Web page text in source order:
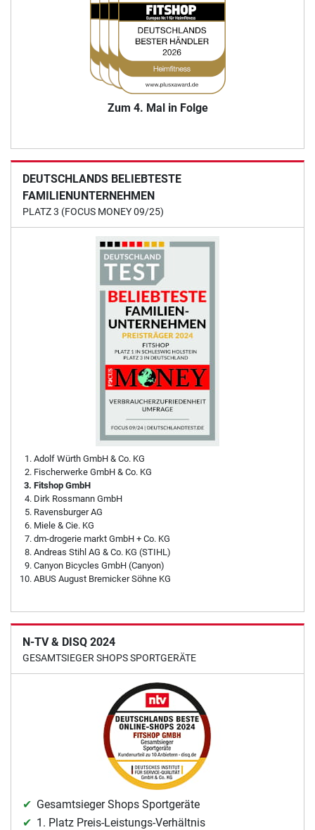
Zum 4. Mal in Folge
DEUTSCHLANDS BELIEBTESTE
FAMILIENUNTERNEHMEN
PLATZ 3 (FOCUS MONEY 09/25)
Adolf Würth GmbH & Co. KG
Fischerwerke GmbH & Co. KG
Fitshop GmbH
Dirk Rossmann GmbH
Ravensburger AG
Miele & Cie. KG
dm-drogerie markt GmbH + Co. KG
Andreas Stihl AG & Co. KG (STIHL)
Canyon Bicycles GmbH (Canyon)
ABUS August Bremicker Söhne KG
N-TV & DISQ 2024
GESAMTSIEGER SHOPS SPORTGERÄTE
Gesamtsieger Shops Sportgeräte
1. Platz Preis-Leistungs-Verhältnis